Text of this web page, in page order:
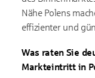
Nähe Polens
effizienter und
Was raten Sie
Markteintritt in